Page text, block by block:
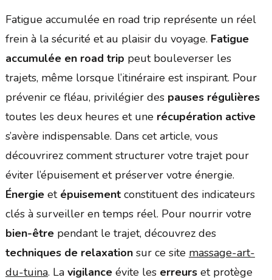
Fatigue accumulée en road trip représente un réel
frein à la sécurité et au plaisir du voyage. Fatigue
accumulée en road trip peut bouleverser les
trajets, même lorsque l’itinéraire est inspirant. Pour
prévenir ce fléau, privilégier des pauses régulières
toutes les deux heures et une récupération active
s’avère indispensable. Dans cet article, vous
découvrirez comment structurer votre trajet pour
éviter l’épuisement et préserver votre énergie.
Énergieet épuisementconstituent des indicateurs
clés à surveiller en temps réel. Pour nourrir votre
bien-êtrependant le trajet, découvrez des
techniques de relaxationsur ce site massage-art-
du-tuina. La vigilanceévite les erreurset protège